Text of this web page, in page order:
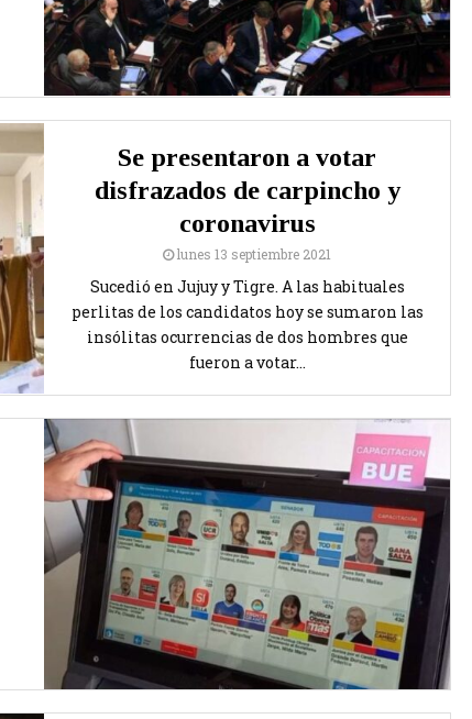
Se presentaron a votar
disfrazados de carpincho y
coronavirus
lunes 13 septiembre 2021
Sucedió en Jujuy y Tigre. A las habituales
perlitas de los candidatos hoy se sumaron las
insólitas ocurrencias de dos hombres que
fueron a votar...